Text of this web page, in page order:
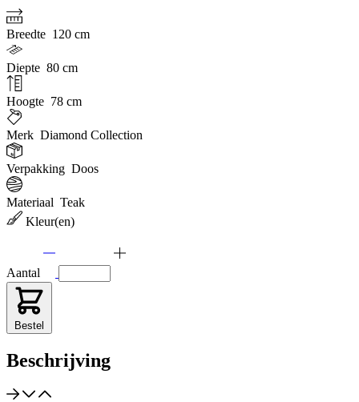
Breedte 120 cm
Diepte 80 cm
Hoogte 78 cm
Merk Diamond Collection
Verpakking Doos
Materiaal Teak
Kleur(en)
Aantal
Bestel
Beschrijving